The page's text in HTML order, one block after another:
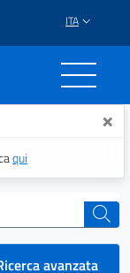
ITA
×
qui
cerca
avanzata